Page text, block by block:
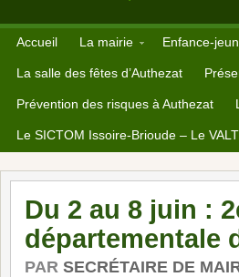
Accueil La mairie Enfance-
La salle des fêtes d’Authezat
Prévention des risques à Authezat
Le SICTOM Issoire-Brioude – Le
Du 2 au 8 juin :
départementale
PAR SECRÉTAIRE DE